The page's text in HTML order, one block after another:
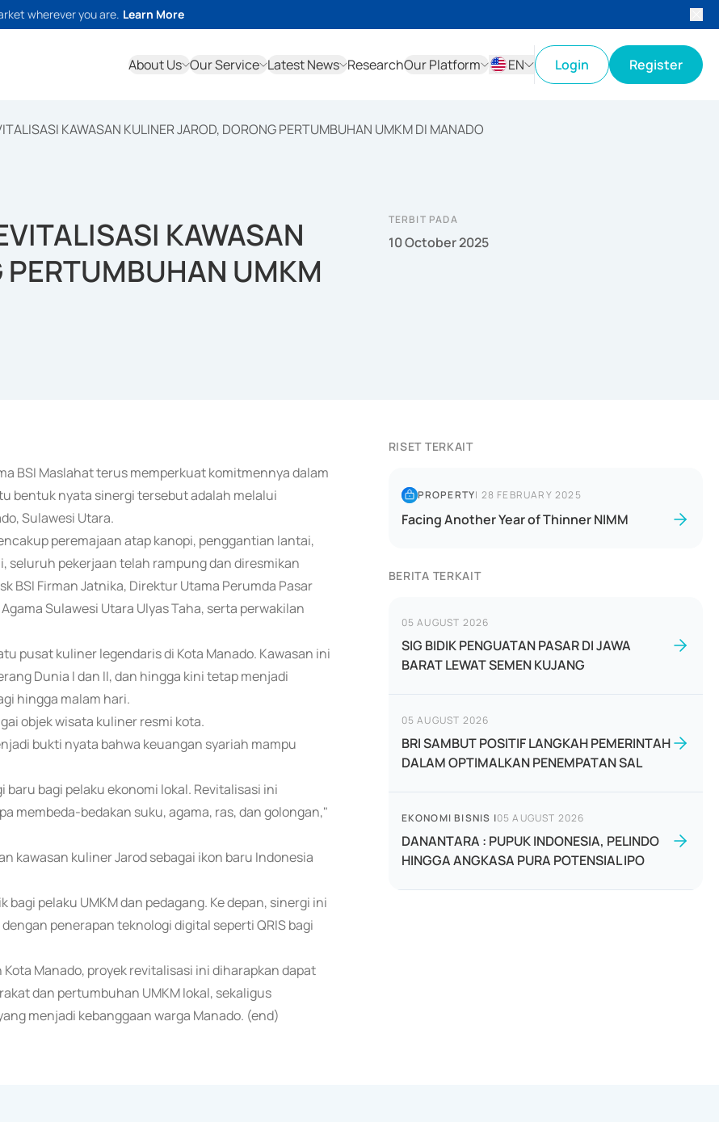
wherever you are. Learn More
About Us Our Service Latest News ResearchOur Platform
EN
Login Register
KAWASAN KULINER JAROD, DORONG PERTUMBUHAN UMKM DI MANADO
KAWASAN
PERTUMBUHAN UMKM
TERBIT PADA
10 October 2025
BSI Maslahat terus memperkuat komitmennya dalam
bentuk nyata sinergi tersebut adalah melalui
Sulawesi Utara.
peremajaan atap kanopi, penggantian lantai,
seluruh pekerjaan telah rampung dan diresmikan
BSI Firman Jatnika, Direktur Utama Perumda Pasar
Sulawesi Utara Ulyas Taha, serta perwakilan
pusat kuliner legendaris di Kota Manado. Kawasan ini
Dunia I dan II, dan hingga kini tetap menjadi
hingga malam hari.
objek wisata kuliner resmi kota.
bukti nyata bahwa keuangan syariah mampu
bagi pelaku ekonomi lokal. Revitalisasi ini
membeda-bedakan suku, agama, ras, dan golongan,"
kawasan kuliner Jarod sebagai ikon baru Indonesia
pelaku UMKM dan pedagang. Ke depan, sinergi ini
penerapan teknologi digital seperti QRIS bagi
Manado, proyek revitalisasi ini diharapkan dapat
dan pertumbuhan UMKM lokal, sekaligus
menjadi kebanggaan warga Manado. (end)
RISET TERKAIT
PROPERTY| 28 FEBRUARY 2025
Facing Another Year of Thinner NIMM
BERITA TERKAIT
05 AUGUST 2026
SIG BIDIK PENGUATAN PASAR DI JAWA
BARAT LEWAT SEMEN KUJANG
05 AUGUST 2026
BRI SAMBUT POSITIF LANGKAH PEMERINTAH
DALAM OPTIMALKAN PENEMPATAN SAL
EKONOMI BISNIS |05 AUGUST 2026
DANANTARA : PUPUK INDONESIA, PELINDO
HINGGA ANGKASA PURA POTENSIAL IPO